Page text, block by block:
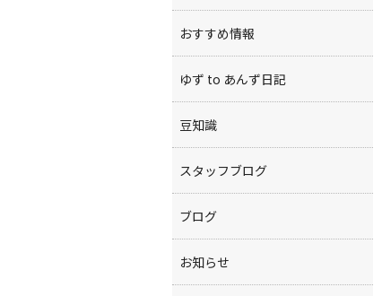
おすすめ情報
ゆず to あんず日記
豆知識
スタッフブログ
ブログ
お知らせ